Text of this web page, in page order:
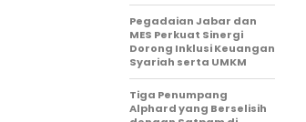
Pegadaian Jabar dan
MES Perkuat Sinergi
Dorong Inklusi Keuangan
Syariah serta UMKM
Tiga Penumpang
Alphard yang Berselisih